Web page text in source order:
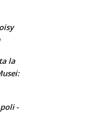
la
-